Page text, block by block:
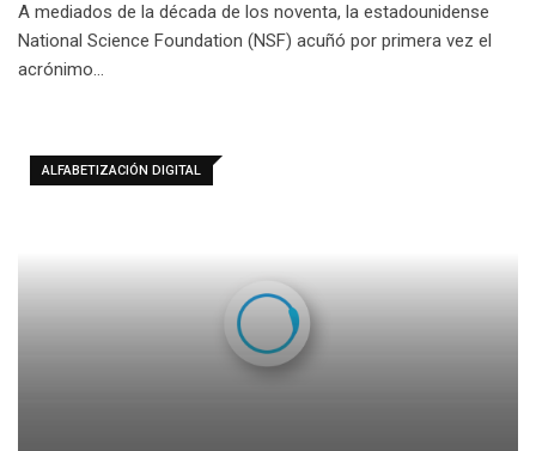
A mediados de la década de los noventa, la estadounidense
National Science Foundation (NSF) acuñó por primera vez el
acrónimo…
ALFABETIZACIÓN DIGITAL